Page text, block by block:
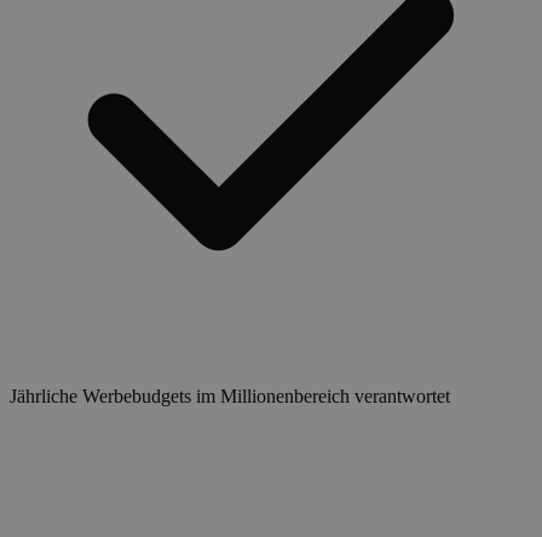
Jährliche Werbebudgets im Millionenbereich verantwortet